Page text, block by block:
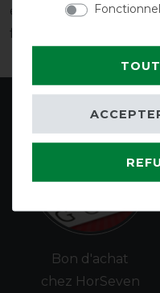
également une
fabriqués à la main.
Bon d'achat
chez HorSeven
Fonctionnel